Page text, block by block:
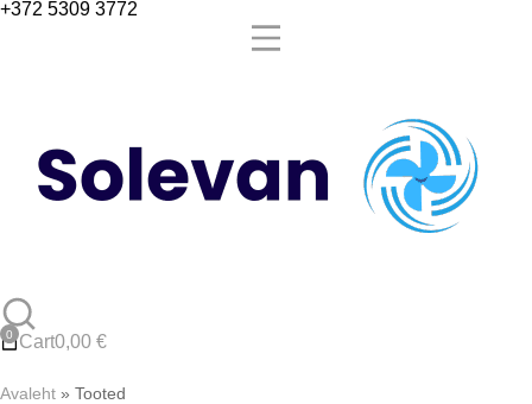
+372 5309 3772
Cart0,00 €
Avaleht » Tooted